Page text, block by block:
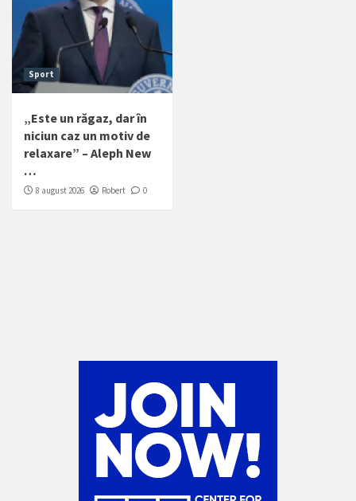
Sport
„Este un răgaz, dar în
niciun caz un motiv de
relaxare” – Aleph New
…
8 august 2026 Robert 0